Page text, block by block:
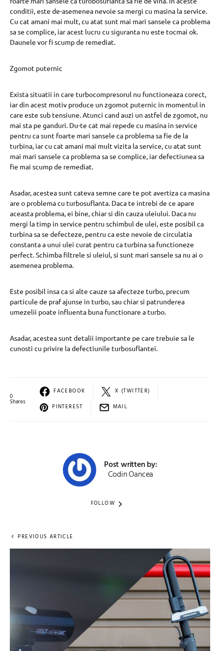
conditii, este de-asemenea nevoie sa mergi cu masina la service.
Cu cat amani mai mult, cu atat sunt mai mari sansele ca problema
sa se complice, iar acest lucru cu siguranta nu este tocmai ok.
Daunele vor fi scump de remediat.
Zgomot puternic
Exista situatii in care turbocompresorul nu functioneaza corect,
iar din acest motiv produce un zgomot puternic in momentul in
care este sub tensiune. Atunci cand auzi un astfel de zgomot, nu
mai sta pe ganduri. Du-te cat mai repede cu masina in service
pentru ca sunt foarte mari sansele ca problema sa fie de la
turbina, iar cu cat amani mai mult vizita la service, cu atat sunt
mai mari sansele ca problema sa se complice, iar defectiunea sa
fie mai scump de remediat.
Asadar, acestea sunt cateva semne care te pot avertiza ca masina
are o problema cu turbosuflanta. Daca te intrebi de ce apare
aceasta problema, ei bine, chiar si din cauza uleiului. Daca nu
mergi la timp in service pentru schimbul de ulei, este posibil ca
turbina sa se defecteze, pentru ca este nevoie de circulatia
constanta a unui ulei curat pentru ca turbina sa functioneze
perfect. Schimba filtrele si uleiul, si sunt mari sansele sa nu ai o
asemenea problema.
Este posibil insa ca si alte cauze sa afecteze turbo, precum
particule de praf ajunse in turbo, sau chiar si patrunderea
umezelii poate influenta buna functionare a turbo.
Asadar, acestea sunt detalii importante pe care trebuie sa le
cunosti cu privire la defectiunile turbosuflantei.
0
Shares
FACEBOOK
X (TWITTER)
PINTEREST
MAIL
Post written by:
Codin Oancea
FOLLOW
PREVIOUS ARTICLE